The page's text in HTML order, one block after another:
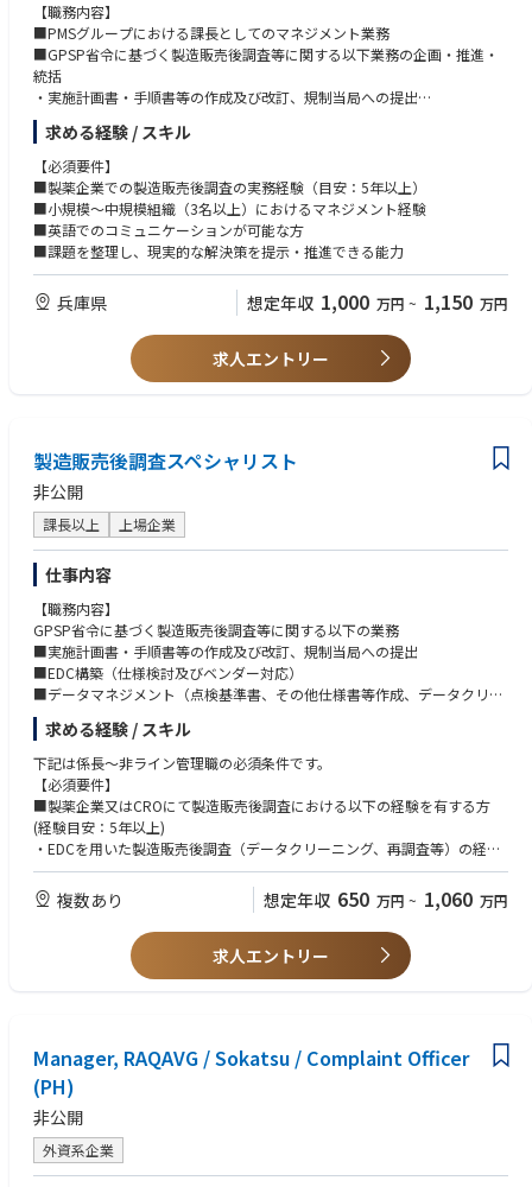
【職務内容】
■PMSグループにおける課長としてのマネジメント業務
■GPSP省令に基づく製造販売後調査等に関する以下業務の企画・推進・
統括
・実施計画書・手順書等の作成及び改訂、規制当局への提出
・EDC構築（仕様検討及びベンダー対応）
・データマネジメント（点検基準書、その他仕様書等作成、データクリー
ニング及びレビュー等）
・症例検討会対応
・調査の進捗管理、関係者（調査実施部門、実施医療機関（事務局・医
師）、KOL）への対応
・解析計画書、モックアップ、その他関連仕様書等の作成及びレビュー
・再審査・再評価申請資料の作成及び期限管理
・教育訓練、自己点検、SOP等の運用・管理、業務委託先（CRO）の管理
■予算作成及び上層部への説明（日英）
■行政含む各ステークホルダ対応、海外チームとの連携（日英）
求める経験 / スキル
【必須要件】
■製薬企業での製造販売後調査の実務経験（目安：5年以上）
■小規模～中規模組織（3名以上）におけるマネジメント経験
■英語でのコミュニケーションが可能な方
■課題を整理し、現実的な解決策を提示・推進できる能力
兵庫県 想定年収 1,000 万円 ~ 1,150 万円
求人エントリー
製造販売後調査スペシャリスト
非公開
課長以上 上場企業
仕事内容
【職務内容】
GPSP省令に基づく製造販売後調査等に関する以下の業務
■実施計画書・手順書等の作成及び改訂、規制当局への提出
■EDC構築（仕様検討及びベンダー対応）
■データマネジメント（点検基準書、その他仕様書等作成、データクリー
ニング及びレビュー等）
■症例検討会対応
■調査の進捗管理、関係者（調査実施部門、実施医療機関（事務局・医
師）、KOL）への対応
■解析計画書、モックアップ、その他関連仕様書等の作成及びレビュー
■安全性定期報告、リスクマネジメントプラン、総括報告書等の作成
■再審査・再評価申請資料の作成及び期限管理
等
求める経験 / スキル
下記は係長～非ライン管理職の必須条件です。
【必須要件】
■製薬企業又はCROにて製造販売後調査における以下の経験を有する方
(経験目安：5年以上)
・EDCを用いた製造販売後調査（データクリーニング、再調査等）の経験
・調査の進捗管理及び営業部門・実施医療機関等への対応経験
・英語でのコミュニケーション能力（会議でコミュニケーション可能なレ
ベル）
■上記の経験に加えて、（１）（２）どちらかのご経験を有する方
（１）CROのマネジメント
（２）CROにて製薬企業との窓口業務、PL/PMのご経験の方
複数あり 想定年収 650 万円 ~ 1,060 万円
求人エントリー
Manager, RAQAVG / Sokatsu / Complaint Officer
(PH)
非公開
外資系企業